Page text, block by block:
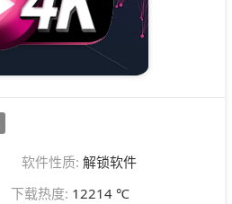
软件性质: 解锁软件
下载热度: 12214 ℃